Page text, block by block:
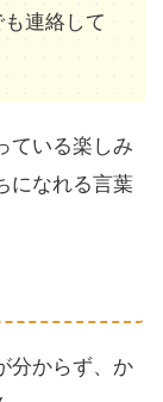
連絡して
ている楽しみ
になれる言葉
分からず、か